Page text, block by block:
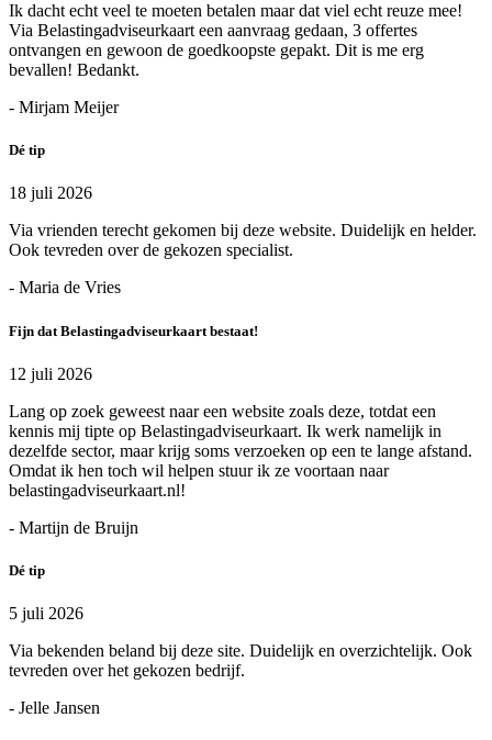
Ik dacht echt veel te moeten betalen maar dat viel echt reuze mee!
Via Belastingadviseurkaart een aanvraag gedaan, 3 offertes
ontvangen en gewoon de goedkoopste gepakt. Dit is me erg
bevallen! Bedankt.
- Mirjam Meijer
Dé tip
18 juli 2026
Via vrienden terecht gekomen bij deze website. Duidelijk en helder.
Ook tevreden over de gekozen specialist.
- Maria de Vries
Fijn dat Belastingadviseurkaart bestaat!
12 juli 2026
Lang op zoek geweest naar een website zoals deze, totdat een
kennis mij tipte op Belastingadviseurkaart. Ik werk namelijk in
dezelfde sector, maar krijg soms verzoeken op een te lange afstand.
Omdat ik hen toch wil helpen stuur ik ze voortaan naar
belastingadviseurkaart.nl!
- Martijn de Bruijn
Dé tip
5 juli 2026
Via bekenden beland bij deze site. Duidelijk en overzichtelijk. Ook
tevreden over het gekozen bedrijf.
- Jelle Jansen